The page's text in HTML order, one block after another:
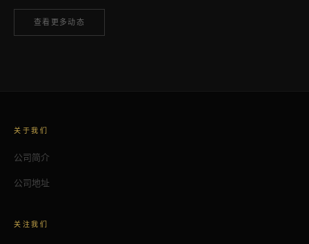
查看更多动态
关于我们
公司简介
公司地址
关注我们